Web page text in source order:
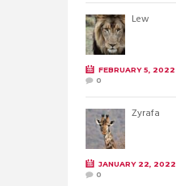
Lew
FEBRUARY 5, 2022
0
Żyrafa
JANUARY 22, 2022
0